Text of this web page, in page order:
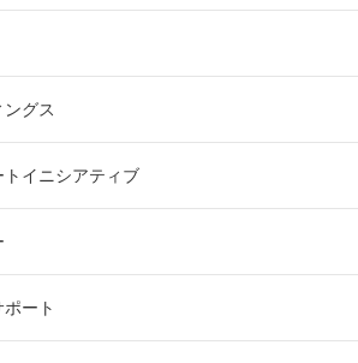
ングス
トイニシアティブ
ート